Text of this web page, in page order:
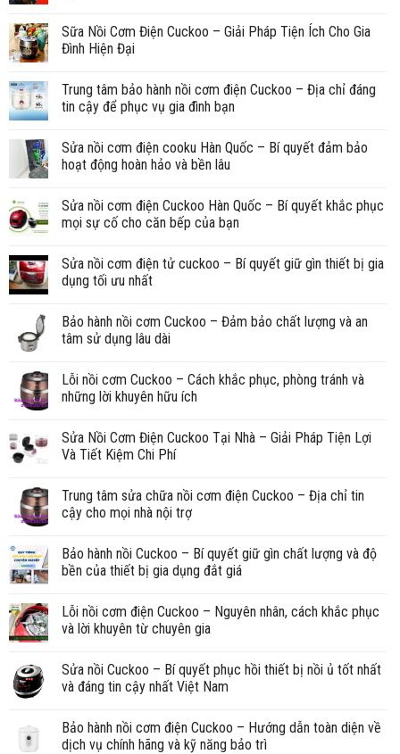
Sữa Nồi Cơm Điện Cuckoo – Giải Pháp Tiện Ích Cho Gia
Đình Hiện Đại
Trung tâm bảo hành nồi cơm điện Cuckoo – Địa chỉ đáng
tin cậy để phục vụ gia đình bạn
Sửa nồi cơm điện cooku Hàn Quốc – Bí quyết đảm bảo
hoạt động hoàn hảo và bền lâu
Sửa nồi cơm điện Cuckoo Hàn Quốc – Bí quyết khắc phục
mọi sự cố cho căn bếp của bạn
Sửa nồi cơm điện tử cuckoo – Bí quyết giữ gìn thiết bị gia
dụng tối ưu nhất
Bảo hành nồi cơm Cuckoo – Đảm bảo chất lượng và an
tâm sử dụng lâu dài
Lỗi nồi cơm Cuckoo – Cách khắc phục, phòng tránh và
những lời khuyên hữu ích
Sửa Nồi Cơm Điện Cuckoo Tại Nhà – Giải Pháp Tiện Lợi
Và Tiết Kiệm Chi Phí
Trung tâm sửa chữa nồi cơm điện Cuckoo – Địa chỉ tin
cậy cho mọi nhà nội trợ
Bảo hành nồi Cuckoo – Bí quyết giữ gìn chất lượng và độ
bền của thiết bị gia dụng đắt giá
Lỗi nồi cơm điện Cuckoo – Nguyên nhân, cách khắc phục
và lời khuyên từ chuyên gia
Sửa nồi Cuckoo – Bí quyết phục hồi thiết bị nồi ủ tốt nhất
và đáng tin cậy nhất Việt Nam
Bảo hành nồi cơm điện Cuckoo – Hướng dẫn toàn diện về
dịch vụ chính hãng và kỹ năng bảo trì